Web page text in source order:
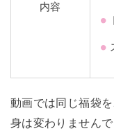
内容
動画では同じ福袋
身は変わりませんで